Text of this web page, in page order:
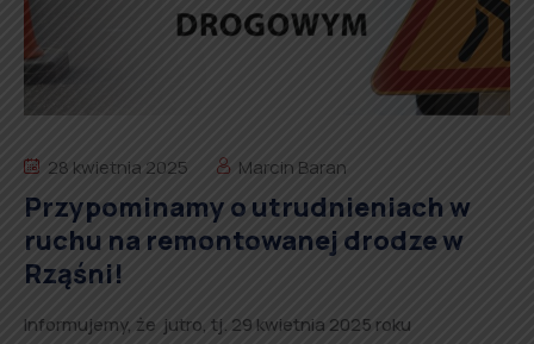
28 kwietnia 2025 Marcin Baran
Przypominamy o utrudnieniach w
ruchu na remontowanej drodze w
Rząśni!
Informujemy, że jutro, tj. 29 kwietnia 2025 roku